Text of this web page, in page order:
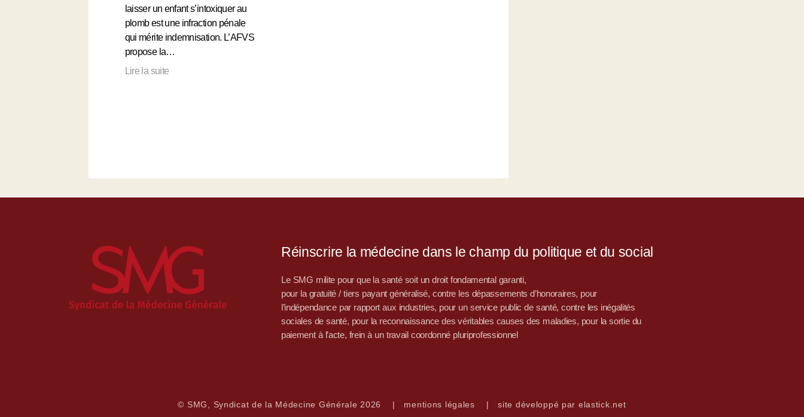
laisser un enfant s’intoxiquer au
plomb est une infraction pénale
qui mérite indemnisation. L’AFVS
propose la…
Lire la suite
Réinscrire la médecine dans le champ du politique et du social
Le SMG milite pour que la santé soit un droit fondamental garanti,
pour la gratuité / tiers payant généralisé, contre les dépassements d’honoraires, pour
l’indépendance par rapport aux industries, pour un service public de santé, contre les inégalités
sociales de santé, pour la reconnaissance des véritables causes des maladies, pour la sortie du
paiement à l’acte, frein à un travail coordonné pluriprofessionnel
© SMG, Syndicat de la Médecine Générale 2026 | mentions légales | site développé par elastick.net